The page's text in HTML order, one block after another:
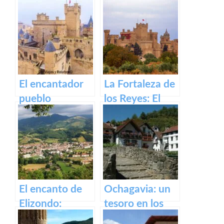
antigua fábrica
de Orbaizeta
Irati
El encantador
pueblo
medieval de
Olite y su
impresionante
Castillo Palacio
Real.
La Fortaleza de
los Reyes: El
Castillo de Olite
El encanto de
Elizondo:
Descubre la
Ochagavia: un
tesoro en los
Pirineos